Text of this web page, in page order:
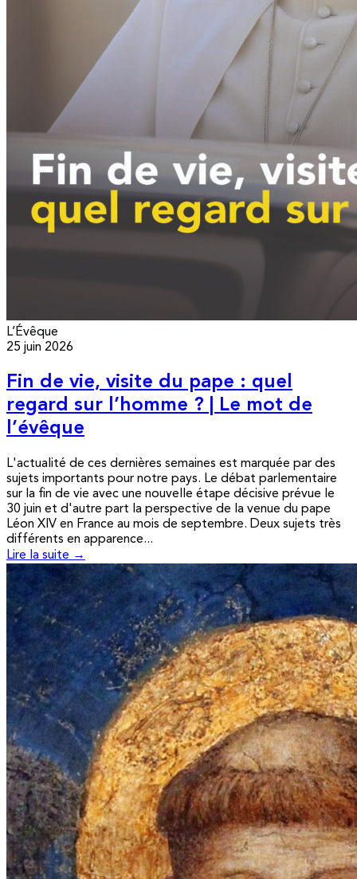
L’Évêque
25 juin 2026
Fin de vie, visite du pape : quel
regard sur l’homme ? | Le mot de
l’évêque
L'actualité de ces dernières semaines est marquée par des
sujets importants pour notre pays. Le débat parlementaire
sur la fin de vie avec une nouvelle étape décisive prévue le
30 juin et d'autre part la perspective de la venue du pape
Léon XIV en France au mois de septembre. Deux sujets très
différents en apparence...
Lire la suite →